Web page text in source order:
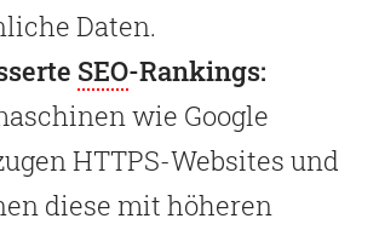
Daten.
SEO-Rankings:
wie Google
HTTPS-Websites und
diese mit höheren